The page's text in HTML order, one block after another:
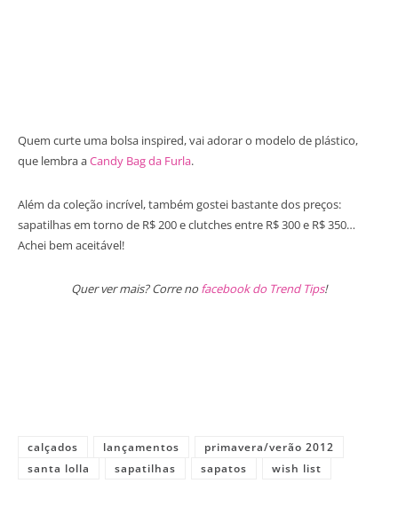
Quem curte uma bolsa inspired, vai adorar o modelo de plástico,
que lembra aCandy Bag da Furla.
Além da coleção incrível, também gostei bastante dos preços:
sapatilhas em torno de R$ 200 e clutches entre R$ 300 e R$ 350…
Achei bem aceitável!
Quer ver mais? Corre no facebook do Trend Tips!
calçados lançamentos
primavera/verão 2012
santa lolla
sapatilhas sapatos wish list